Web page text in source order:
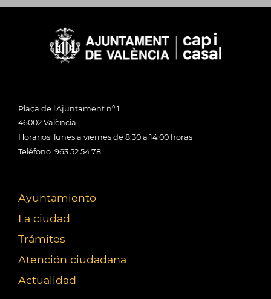
Plaça de l'Ajuntament nº 1
46002 València
Horarios: lunes a viernes de 8:30 a 14:00 horas
Teléfono: 963 52 54 78
Ayuntamiento
La ciudad
Trámites
Atención ciudadana
Actualidad